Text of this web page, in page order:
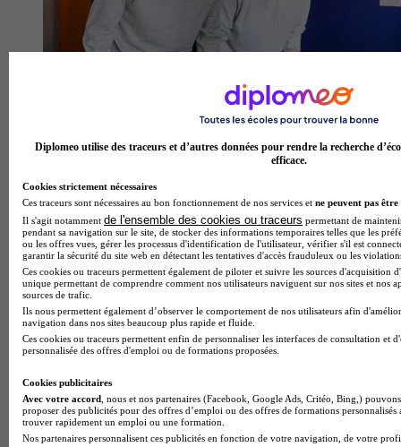
Institut G4 Lyon
4.5
Lyon
Diplomeo utilise des traceurs et d’autres données pour rendre la recherche
efficace.
Cookies strictement nécessaires
Ces traceurs sont nécessaires au bon fonctionnement de nos services et ne peuvent pas être
Il s'agit notamment de l'ensemble des cookies ou traceurs permettant de
pendant sa navigation sur le site, de stocker des informations temporaires telles que les
ou les offres vues, gérer les processus d'identification de l'utilisateur, vérifier s'il est
garantir la sécurité du site web en détectant les tentatives d'accès frauduleux ou les
Ces cookies ou traceurs permettent également de piloter et suivre les sources d'acquisition
unique permettant de comprendre comment nos utilisateurs naviguent sur nos sites et nos
sources de trafic.
Ils nous permettent également d’observer le comportement de nos utilisateurs afin
navigation dans nos sites beaucoup plus rapide et fluide.
Ces cookies ou traceurs permettent enfin de personnaliser les interfaces de consultation et
personnalisée des offres d'emploi ou de formations proposées.
Cookies publicitaires
Avec votre accord , nous et nos partenaires (Facebook, Google Ads, Critéo, Bing,)
proposer des publicités pour des offres d’emploi ou des offres de formations
trouver rapidement un emploi ou une formation.
Nos partenaires personnalisent ces publicités en fonction de votre navigation, de votre